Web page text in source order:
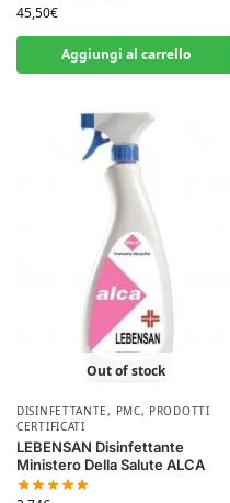
45,50€
Aggiungi al carrello
Out of stock
DISINFETTANTE, PMC, PRODOTTI
CERTIFICATI
LEBENSAN Disinfettante
Ministero Della Salute ALCA